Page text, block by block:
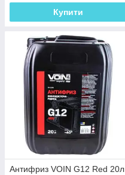
Купити
Антифриз VOIN G12 Red 20л